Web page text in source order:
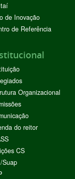
de Inovação
de Referência
Organizacional
do reitor
CS
Suap